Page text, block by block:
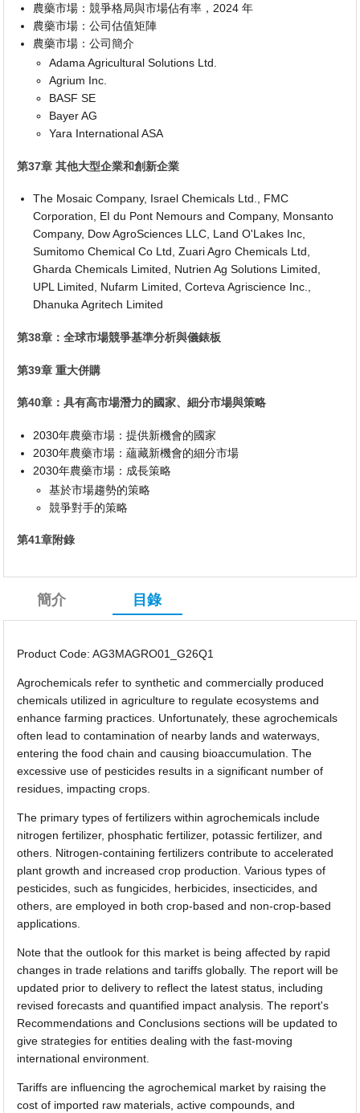
農藥市場：競爭格局與市場佔有率，2024 年
農藥市場：公司估值矩陣
農藥市場：公司簡介
Adama Agricultural Solutions Ltd.
Agrium Inc.
BASF SE
Bayer AG
Yara International ASA
第37章 其他大型企業和創新企業
The Mosaic Company, Israel Chemicals Ltd., FMC
Corporation, EI du Pont Nemours and Company, Monsanto
Company, Dow AgroSciences LLC, Land O'Lakes Inc,
Sumitomo Chemical Co Ltd, Zuari Agro Chemicals Ltd,
Gharda Chemicals Limited, Nutrien Ag Solutions Limited,
UPL Limited, Nufarm Limited, Corteva Agriscience Inc.,
Dhanuka Agritech Limited
第38章：全球市場競爭基準分析與儀錶板
第39章 重大併購
第40章：具有高市場潛力的國家、細分市場與策略
2030年農藥市場：提供新機會的國家
2030年農藥市場：蘊藏新機會的細分市場
2030年農藥市場：成長策略
基於市場趨勢的策略
競爭對手的策略
第41章附錄
簡介 目錄
Product Code: AG3MAGRO01_G26Q1
Agrochemicals refer to synthetic and commercially produced
chemicals utilized in agriculture to regulate ecosystems and
enhance farming practices. Unfortunately, these agrochemicals
often lead to contamination of nearby lands and waterways,
entering the food chain and causing bioaccumulation. The
excessive use of pesticides results in a significant number of
residues, impacting crops.
The primary types of fertilizers within agrochemicals include
nitrogen fertilizer, phosphatic fertilizer, potassic fertilizer, and
others. Nitrogen-containing fertilizers contribute to accelerated
plant growth and increased crop production. Various types of
pesticides, such as fungicides, herbicides, insecticides, and
others, are employed in both crop-based and non-crop-based
applications.
Note that the outlook for this market is being affected by rapid
changes in trade relations and tariffs globally. The report will be
updated prior to delivery to reflect the latest status, including
revised forecasts and quantified impact analysis. The report's
Recommendations and Conclusions sections will be updated to
give strategies for entities dealing with the fast-moving
international environment.
Tariffs are influencing the agrochemical market by raising the
cost of imported raw materials, active compounds, and